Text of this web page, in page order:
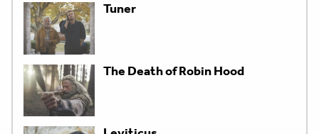
Tuner
The Death of Robin Hood